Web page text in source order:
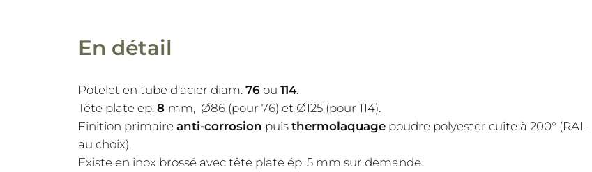
En détail
Potelet en tube d’acier diam. 76 ou 114.
Tête plate ep. 8 mm, Ø86 (pour 76) et Ø125 (pour 114).
Finition primaire anti-corrosion puis thermolaquage poudre polyester cuite à 200° (RAL
au choix).
Existe en inox brossé avec tête plate ép. 5 mm sur demande.